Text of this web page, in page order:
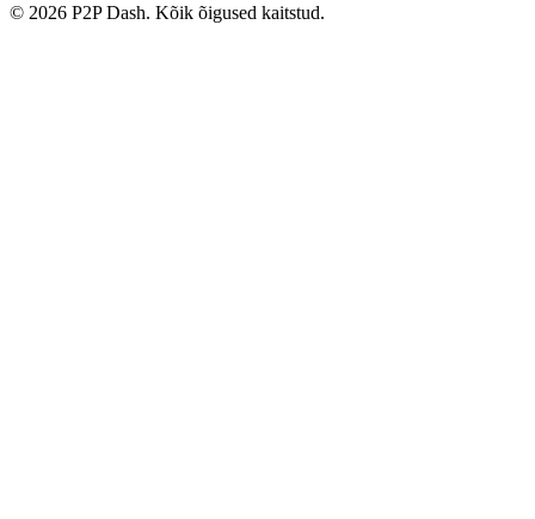
© 2026 P2P Dash. Kõik õigused kaitstud.